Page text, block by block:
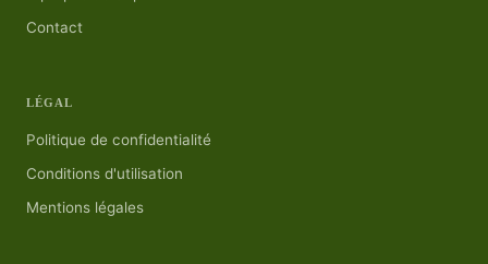
Contact
LÉGAL
Politique de confidentialité
Conditions d'utilisation
Mentions légales